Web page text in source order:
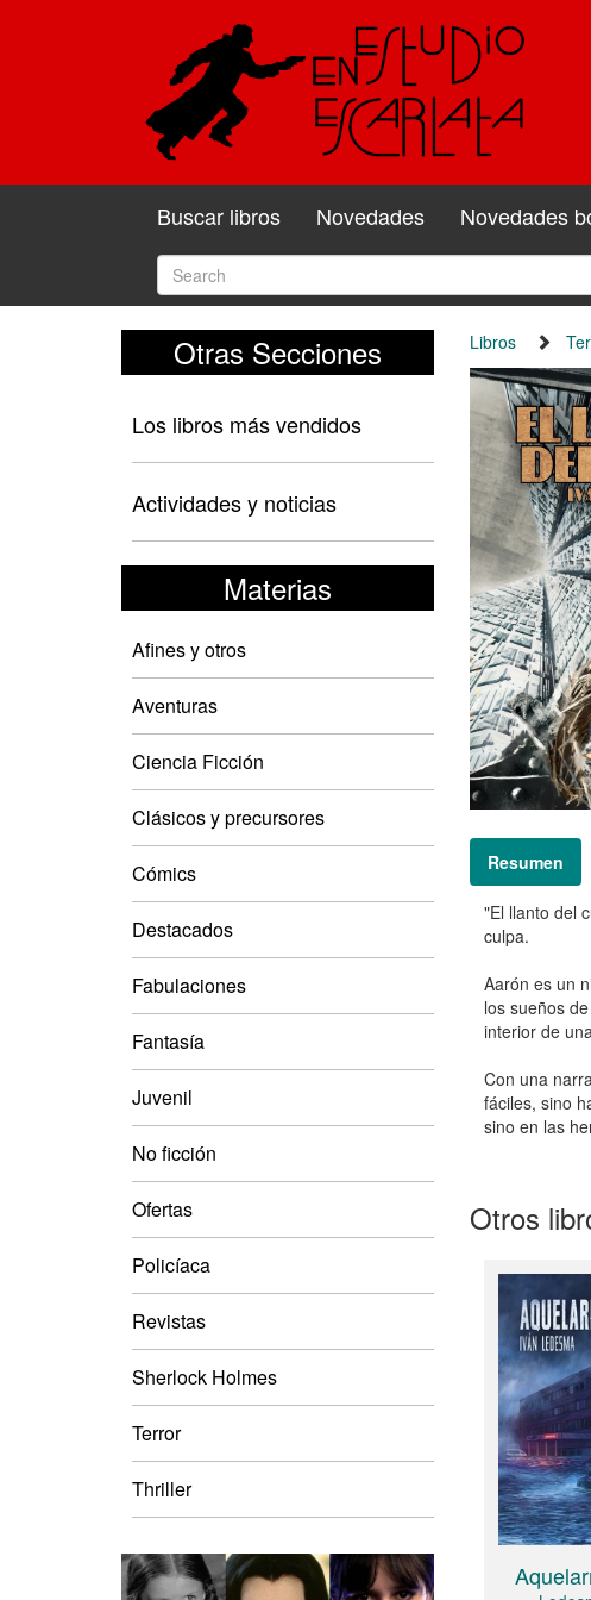
Buscar libros Novedades Novedades
Otras Secciones
Los libros más vendidos
Actividades y noticias
Materias
Afines y otros
Aventuras
Ciencia Ficción
Clásicos y precursores
Cómics
Destacados
Fabulaciones
Fantasía
Juvenil
No ficción
Ofertas
Policíaca
Revistas
Sherlock Holmes
Terror
Thriller
Libros
Resumen
"El llanto del
culpa.
Aarón es un
los sueños
interior de
Con una
fáciles, sino
sino en las
Otros